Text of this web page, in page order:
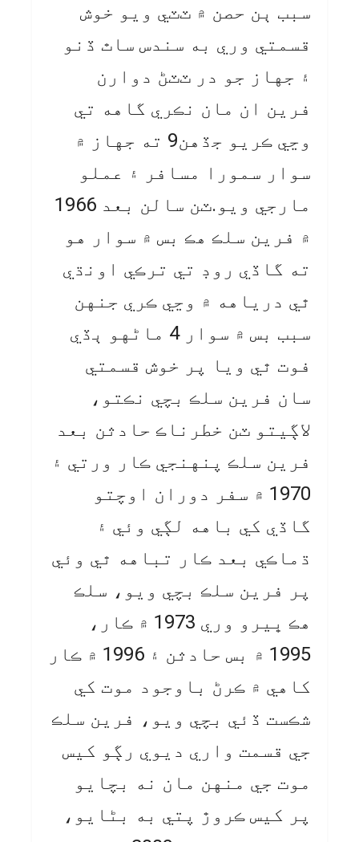
سبب ٻن حصن ۾ ٽٽي ويو خوش
قسمتي وري به سندس ساٿ ڏنو
۽ جهاز جو در ٽٽڻ دوارن
فرين ان مان نڪري گاهه تي
وڃي ڪريو جڏهن9 ته جهاز ۾
سوار سمورا مسافر ۽ عملو
مارجي ويو.ٽن سالن بعد 1966
۾ فرين سلڪ هڪ بس ۾ سوار هو
ته گاڏي روڊ تي ترڪي اونڌي
ٿي درياهه ۾ وڃي ڪري جنهن
سبب بس ۾ سوار 4 ماڻهو ٻڏي
فوت ٿي ويا پر خوش قسمتي
سان فرين سلڪ بچي نڪتو،
لاڳيتو ٽن خطرناڪ حادثن بعد
فرين سلڪ پنهنجي ڪار ورتي ۽
1970 ۾ سفر دوران اوچتو
گاڏي کي باهه لڳي وئي ۽
ڌماڪي بعد ڪار تباهه ٿي وئي
پر فرين سلڪ بچي ويو، سلڪ
هڪ ڀيرو وري 1973 ۾ ڪار،
1995 ۾ بس حادثن ۽ 1996 ۾ ڪار
کاهي ۾ ڪرڻ باوجود موت کي
شڪست ڏئي بچي ويو، فرين سلڪ
جي قسمت واري ديوي رڳو کيس
موت جي منهن مان نه بچايو
پر کيس ڪروڙ پتي به بڻايو،